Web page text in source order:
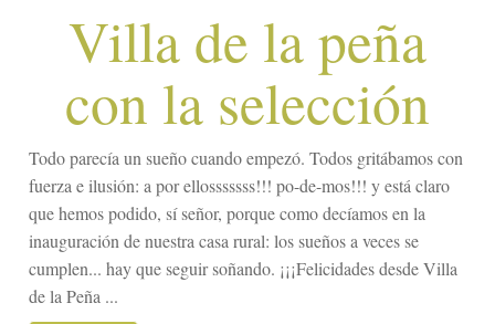
Villa de la peña
con la selección
Todo parecía un sueño cuando empezó. Todos gritábamos con
fuerza e ilusión: a por ellosssssss!!! po-de-mos!!! y está claro
que hemos podido, sí señor, porque como decíamos en la
inauguración de nuestra casa rural: los sueños a veces se
cumplen... hay que seguir soñando. ¡¡¡Felicidades desde Villa
de la Peña ...